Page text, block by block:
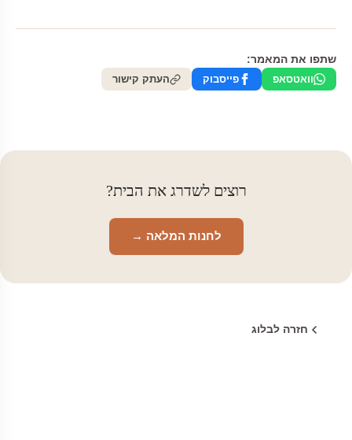
שתפו את המאמר:
וואטסאפ פייסבוק העתק קישור
רוצים לשדרג את הבית?
לחנות המלאה →
חזרה לבלוג